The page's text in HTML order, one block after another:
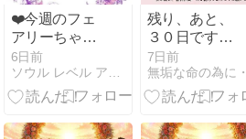
❤️今週のフェ
アリーちゃん
のメッセージ
（8月3日） #
占い
6日前
残り、あと、
３０日です！
ＥＵは2013
年、 化粧品の
動物実験の完
しました。
7日前